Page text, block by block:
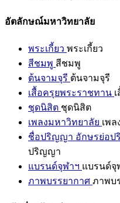
อัตลักษณ์มหาวิทยาลัย
พระเกี้ยว พระเกี้ยว
สีชมพู สีชมพู
ต้นจามจุรี ต้นจามจุรี
เสื้อครุยพระราชทาน
ชุดนิสิต ชุดนิสิต
เพลงมหาวิทยาลัย เพ
ชื่อปริญญา อักษรย่อป
ปริญญา
แบรนด์จุฬาฯ แบรนด์จุ
ภาพบรรยากาศ ภาพบ